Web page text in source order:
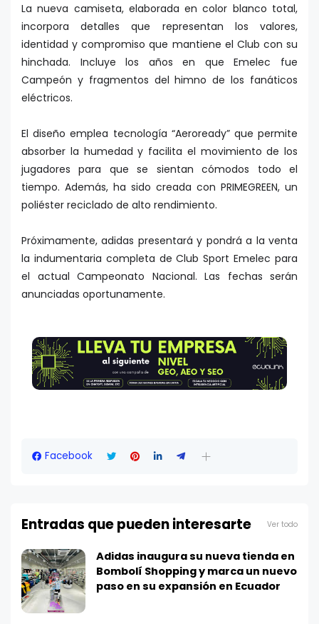
La nueva camiseta, elaborada en color blanco total,
incorpora detalles que representan los valores,
identidad y compromiso que mantiene el Club con su
hinchada. Incluye los años en que Emelec fue
Campeón y fragmentos del himno de los fanáticos
eléctricos.
El diseño emplea tecnología “Aeroready” que permite
absorber la humedad y facilita el movimiento de los
jugadores para que se sientan cómodos todo el
tiempo. Además, ha sido creada con PRIMEGREEN, un
poliéster reciclado de alto rendimiento.
Próximamente, adidas presentará y pondrá a la venta
la indumentaria completa de Club Sport Emelec para
el actual Campeonato Nacional. Las fechas serán
anunciadas oportunamente.
Facebook
Entradas que pueden interesarte Ver todo
Adidas inaugura su nueva tienda en
Bombolí Shopping y marca un nuevo
paso en su expansión en Ecuador